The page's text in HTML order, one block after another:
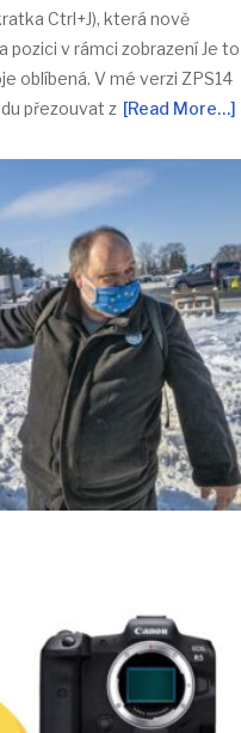
Ctrl+J), která nově
pozici v rámci zobrazení Je to
oblíbená. V mé verzi ZPS14
přezouvat z [Read More…]